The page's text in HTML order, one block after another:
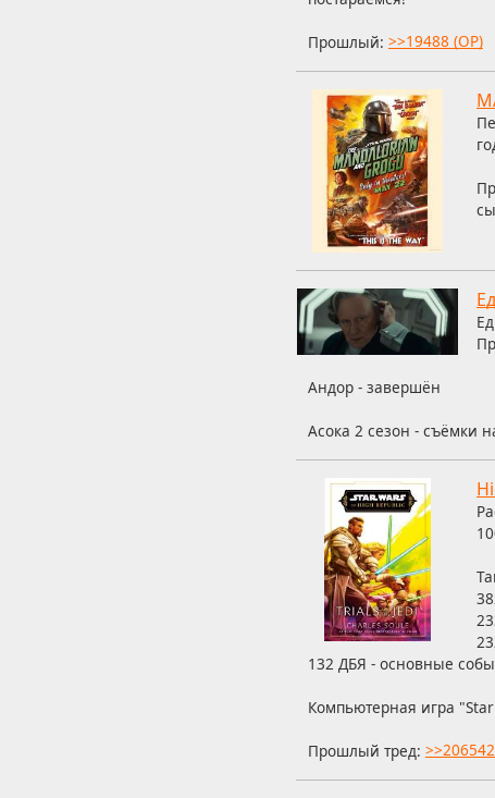
Прошлый: >>19488 (OP)
Андор - завершён
Асока 2 сезон - съёмки
132 ДБЯ - основные
Компьютерная игра
Прошлый тред: